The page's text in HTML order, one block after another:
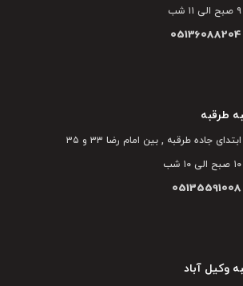
۹ صبح الی ۱۱ شب
05136088204
طرقبه
ابتدای جاده طرقبه , بین امام رضا ۳۳ و ۳۵
۱۰ صبح الی ۱۰ شب
05135591008
وکیل آباد